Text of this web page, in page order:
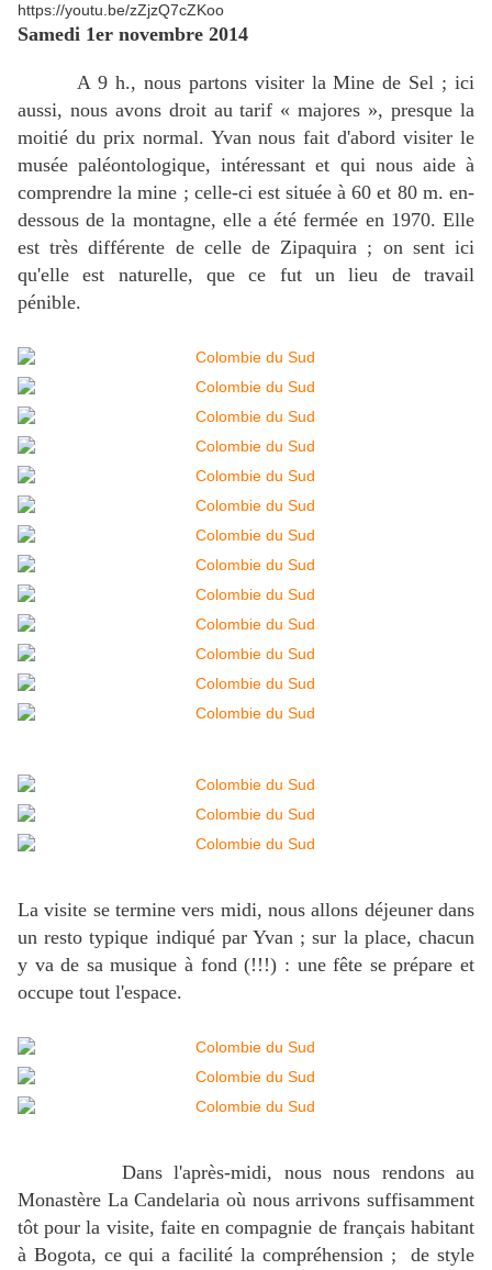
https://youtu.be/zZjzQ7cZKoo
Samedi 1er novembre 2014
A 9 h., nous partons visiter la Mine de Sel ; ici
aussi, nous avons droit au tarif « majores », presque la
moitié du prix normal. Yvan nous fait d'abord visiter le
musée paléontologique, intéressant et qui nous aide à
comprendre la mine ; celle-ci est située à 60 et 80 m. en-
dessous de la montagne, elle a été fermée en 1970. Elle
est très différente de celle de Zipaquira ; on sent ici
qu'elle est naturelle, que ce fut un lieu de travail
pénible.
La visite se termine vers midi, nous allons déjeuner dans
un resto typique indiqué par Yvan ; sur la place, chacun
y va de sa musique à fond (!!!) : une fête se prépare et
occupe tout l'espace.
Dans l'après-midi, nous nous rendons au
Monastère La Candelaria où nous arrivons suffisamment
tôt pour la visite, faite en compagnie de français habitant
à Bogota, ce qui a facilité la compréhension ; de style